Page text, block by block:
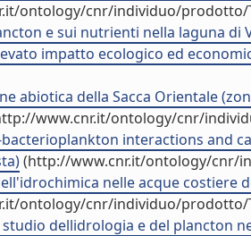
ontology/cnr/individuo/prodotto/
e sui nutrienti nella laguna
impatto ecologico ed
abiotica della Sacca Orientale
www.cnr.it/ontology/cnr/
interactions and
(http://www.cnr.it/ontology/cnr/
nelle acque costiere
ontology/cnr/individuo/prodotto/
dellidrologia e del plancton